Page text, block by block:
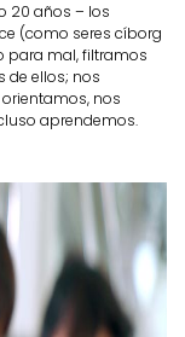
20 años – los
(como seres cíborg
para mal, filtramos
de ellos; nos
nos
aprendemos.